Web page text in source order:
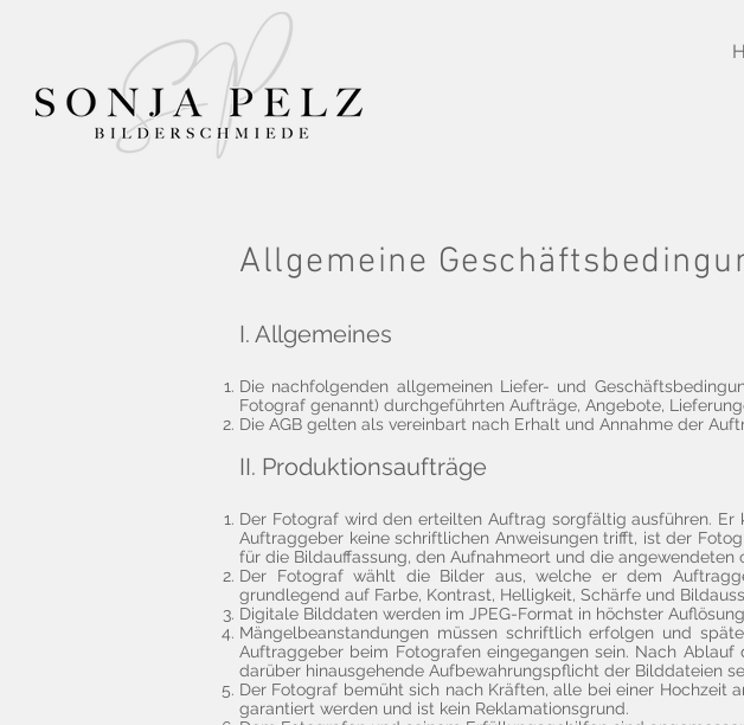
Allgemeine
I. Allgemeines
Die nachfolgenden allgemeinen Liefer- und
Fotograf genannt) durchgeführten Aufträge, Angebote,
Die AGB gelten als vereinbart nach Erhalt und Annahme der
II. Produktionsaufträge
Der Fotograf wird den erteilten Auftrag sorgfältig ausführen.
Auftraggeber keine schriftlichen Anweisungen trifft, ist der
für die Bildauffassung, den Aufnahmeort und die
Der Fotograf wählt die Bilder aus, welche er dem
grundlegend auf Farbe, Kontrast, Helligkeit, Schärfe und
Digitale Bilddaten werden im JPEG-Format in höchster
Mängelbeanstandungen müssen schriftlich erfolgen und
Auftraggeber beim Fotografen eingegangen sein. Nach
darüber hinausgehende Aufbewahrungspflicht der Bilddateien
Der Fotograf bemüht sich nach Kräften, alle bei einer Hochzeit
garantiert werden und ist kein Reklamationsgrund.